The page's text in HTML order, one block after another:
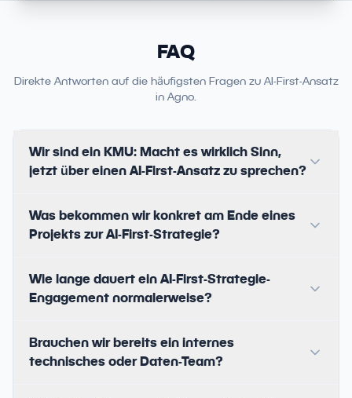
FAQ
Direkte Antworten auf die häufigsten Fragen zu AI-First-Ansatz
in Agno.
Wir sind ein KMU: Macht es wirklich Sinn,
jetzt über einen AI-First-Ansatz zu sprechen?
Was bekommen wir konkret am Ende eines
Projekts zur AI-First-Strategie?
Wie lange dauert ein AI-First-Strategie-
Engagement normalerweise?
Brauchen wir bereits ein internes
technisches oder Daten-Team?